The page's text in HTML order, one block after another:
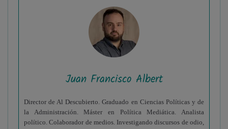
Juan Francisco Albert
Director de Al Descubierto. Graduado en Ciencias Políticas y de
la Administración. Máster en Política Mediática. Analista
político. Colaborador de medios. Investigando discursos de odio,